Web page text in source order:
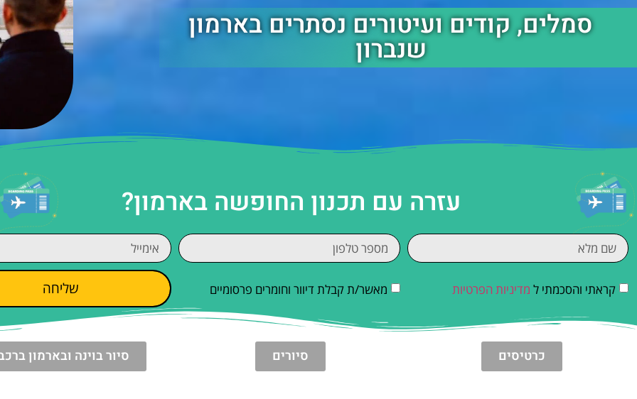
סמלים, קודים ועיטורים נסתרים בארמון
שנברון
עזרה עם תכנון החופשה בארמון?
קראתי והסכמתי ל מדיניות הפרטיות מאשר/ת קבלת דיוור וחומרים פרסומיים שליחה
כרטיסים סיורים סיור בוינה ובארמון